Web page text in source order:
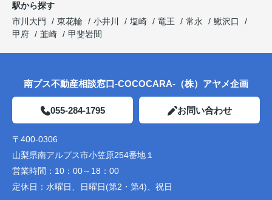
駅から探す
市川大門
東花輪 小井川 塩崎 竜王 常永
鰍沢口
甲府
韮崎 甲斐岩間
南プス不動産相談窓口-COCOCARA-（株）アヤメ企画
055-284-1795 お問い合わせ
〒400-0306
山梨県南アルプス市小笠原254番地１
営業時間： 10：00～18：00
定休日： 水曜日、日曜日(第2・第4)、祝日